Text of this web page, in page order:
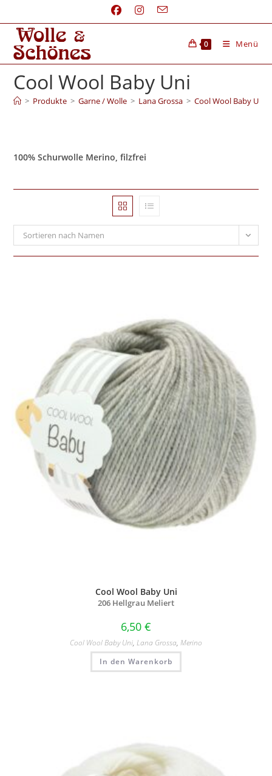
0 Menü
Cool Wool Baby Uni
> Produkte > Garne / Wolle > Lana Grossa > Cool Wool Baby Uni
100% Schurwolle Merino, filzfrei
Sortieren nach Namen
Cool Wool Baby Uni
206 Hellgrau Meliert
6,50 €
Cool Wool Baby Uni, Lana Grossa, Merino
In den Warenkorb